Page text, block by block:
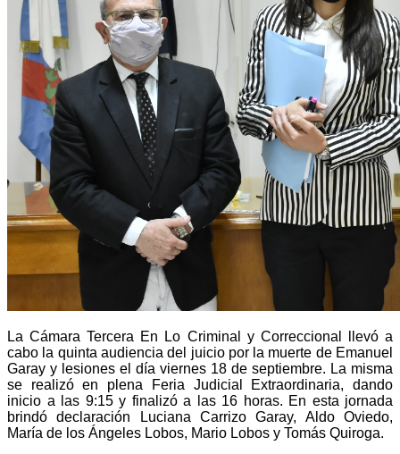
La Cámara Tercera En Lo Criminal y Correccional llevó a
cabo la quinta audiencia del juicio por la muerte de Emanuel
Garay y lesiones el día viernes 18 de septiembre. La misma
se realizó en plena Feria Judicial Extraordinaria, dando
inicio a las 9:15 y finalizó a las 16 horas. En esta jornada
brindó declaración Luciana Carrizo Garay, Aldo Oviedo,
María de los Ángeles Lobos, Mario Lobos y Tomás Quiroga.